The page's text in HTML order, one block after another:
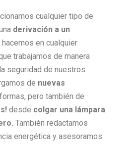
cualquier tipo de
derivación a un
hacemos en cualquier
trabajamos de manera
seguridad de nuestros
de nuevas
pero también de
desde colgar una lámpara
También redactamos
energética y asesoramos